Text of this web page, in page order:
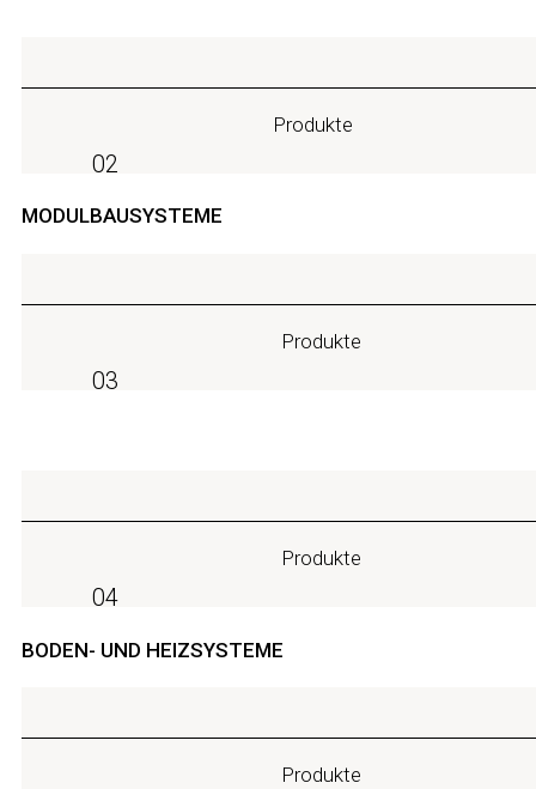
Produkte
02
MODULBAUSYSTEME
Produkte
03
Produkte
04
BODEN- UND HEIZSYSTEME
Produkte